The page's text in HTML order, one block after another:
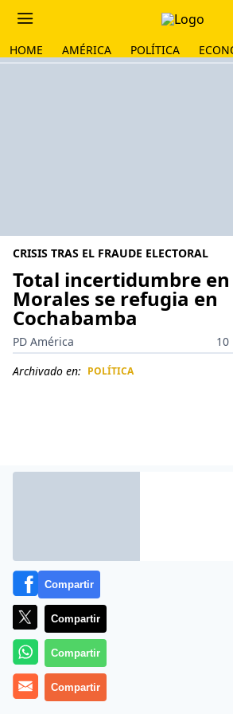
HOME AMÉRICA POLÍTICA
CRISIS TRAS EL FRAUDE ELECTORAL
Total incertidumbre en
Morales se refugia en
Cochabamba
PD América
10
Archivado en: POLÍTICA
Más información
Compartir
Compartir
Compartir
Compartir